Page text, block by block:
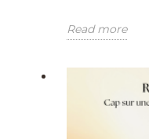
Read more